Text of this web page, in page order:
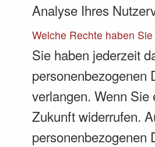
Analyse Ihres
Welche Rechte haben
Sie haben jederzeit
personenbezogenen
verlangen. Wenn
Zukunft widerrufen.
personenbezogenen